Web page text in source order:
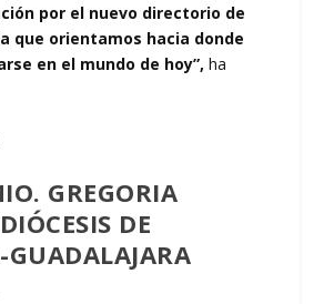
por el nuevo directorio de
que orientamos hacia donde
en el mundo de hoy”, ha
GREGORIA
DE
GUADALAJARA